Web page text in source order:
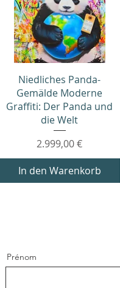
Schnellansicht
Niedliches Panda-
Gemälde Moderne
Graffiti: Der Panda und
die Welt
Preis
2.999,00 €
In den Warenkorb
Prénom